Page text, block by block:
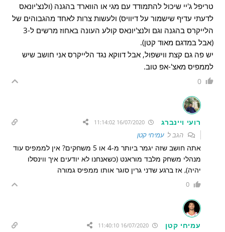
טריפל ג'יי שיכול להתמודד עם מגי או הווארד בהגנה (ולנצ'יונאס
לדעתי עדיף שישמור על דיוויס) ולעשות צרות לאחד מהגבוהים של
הלייקרס בהגנה וגם ולנצ'יונאס קולע העונה באחוז מרשים ל-3
(אבל במדגם מאוד קטן).
יש פה גם קצת ווישפול, אבל דווקא נגד הלייקרס אני חושב שיש
לממפיס מאצ'-אפ טוב.
0
רועי ויינברג
הגב לעמיחי קטן
אתה חושב שזה יגמר ביותר מ-4 או 5 משחקים? אין לממפיס עוד
מנהלי משחק מלבד מוראנט (כשאנחנו לא יודעים איך ווינסלו
יהיה), אז ברגע שדני גרין סוגר אותו ממפיס גמורה
0
עמיחי קטן